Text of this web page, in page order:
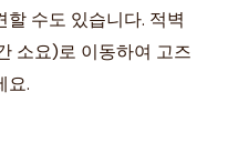
수도 있습니다. 적벽
소요)로 이동하여 고즈
요.